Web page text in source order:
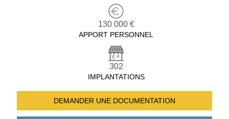
130 000 €
APPORT PERSONNEL
302
IMPLANTATIONS
DEMANDER UNE DOCUMENTATION